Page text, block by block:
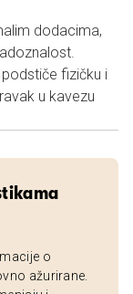
dodacima,
fizičku i
u kavezu
o
ažurirane.